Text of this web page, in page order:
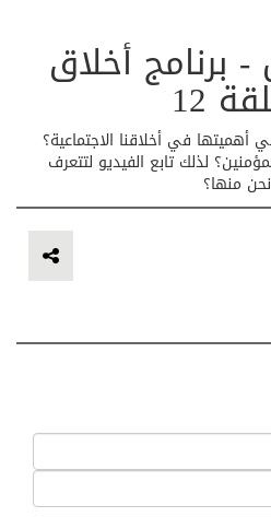
أخلاق
12
في أخلاقنا الاجتماعية؟
لذلك تابع الفيديو لتتعرف
منها؟